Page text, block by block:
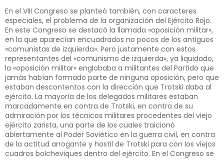
En el VIII Congreso se planteó también, con caracteres
especiales, el problema de la organización del Ejército Rojo.
En este Congreso se destacó la llamada «oposición militar»,
en la que aparecían encuadrados no pocos de los antiguos
«comunistas de izquierda». Pero justamente con estos
representantes del «comunismo de izquierda», ya liquidado,
la «oposición militar» englobaba a militantes del Partido que
jamás habían formado parte de ninguna oposición, pero que
estaban descontentos con la dirección que Trotski daba al
ejército. La mayoría de los delegados militares estaban
marcadamente en contra de Trotski, en contra de su
admiración por los técnicos militares procedentes del viejo
ejército zarista, una parte de los cuales traicionó
abiertamente al Poder Soviético en la guerra civil, en contra
de la actitud arrogante y hostil de Trotski para con los viejos
cuadros bolcheviques dentro del ejército. En el Congreso se